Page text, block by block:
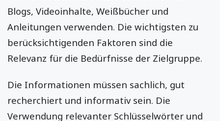
Blogs, Videoinhalte, Weißbücher und
Anleitungen verwenden. Die wichtigsten zu
berücksichtigenden Faktoren sind die
Relevanz für die Bedürfnisse der Zielgruppe.
Die Informationen müssen sachlich, gut
recherchiert und informativ sein. Die
Verwendung relevanter Schlüsselwörter und